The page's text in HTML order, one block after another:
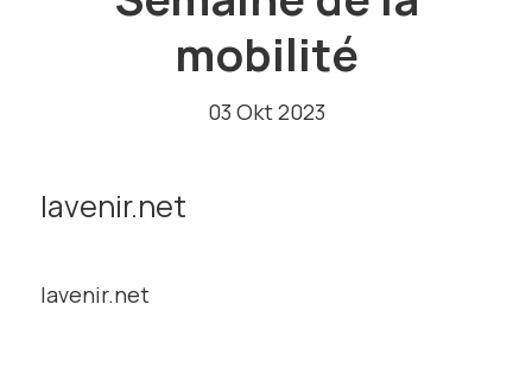
mobilité
03 Okt 2023
lavenir.net
lavenir.net